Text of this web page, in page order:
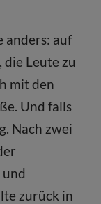
anders: auf
Leute zu
mit den
Und falls
Nach zwei
zurück in